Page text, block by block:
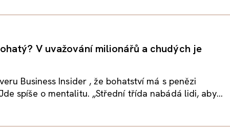
V uvažování milionářů a chudých je
Business Insider , že bohatství má s penězi
spíše o mentalitu. „Střední třída nabádá lidi, aby...